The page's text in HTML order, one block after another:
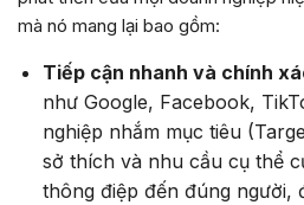
mà nó mang lại bao gồm:
Tiếp cận nhanh và chính
như Google, Facebook,
nghiệp nhắm mục tiêu
sở thích và nhu cầu cụ thể
thông điệp đến đúng người,